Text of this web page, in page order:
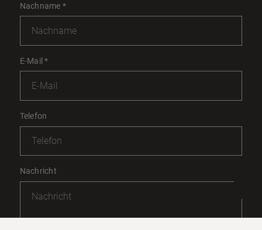
Nachname *
E-Mail*
Telefon
Nachricht